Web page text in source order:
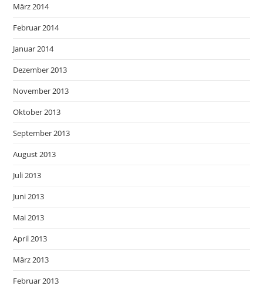
März 2014
Februar 2014
Januar 2014
Dezember 2013
November 2013
Oktober 2013
September 2013
August 2013
Juli 2013
Juni 2013
Mai 2013
April 2013
März 2013
Februar 2013